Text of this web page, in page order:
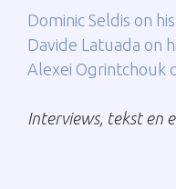
Dominic Seldis on
Davide Latuada on
Alexei Ogrintchouk
Interviews, tekst en